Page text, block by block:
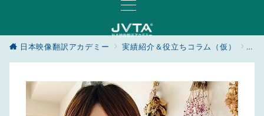
日本映像翻訳アカデミー 実績紹介＆役立ちコラム（仮） 実